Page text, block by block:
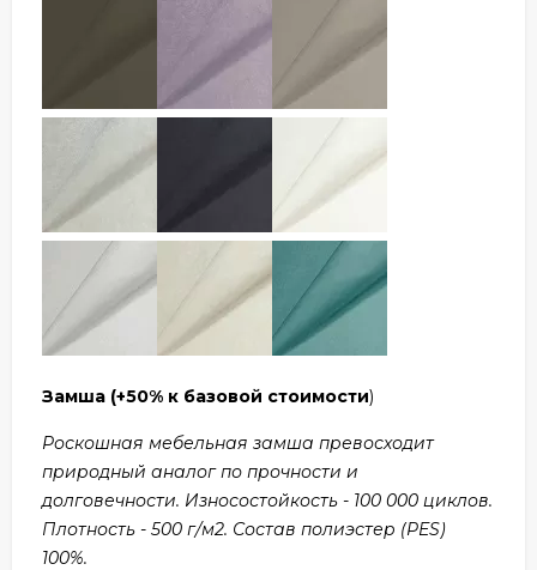
Замша (+50% к базовой стоимости)
Роскошная мебельная замша превосходит
природный аналог по прочности и
долговечности. Износостойкость - 100 000 циклов.
Плотность - 500 г/м2. Состав полиэстер (PES)
100%.